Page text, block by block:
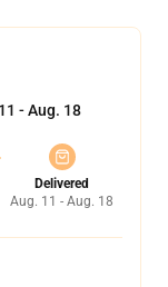
- Aug. 18
Delivered
Aug. 11 - Aug. 18